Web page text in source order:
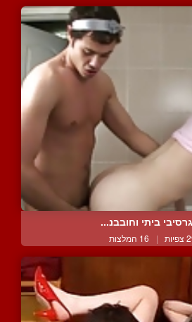
ביתי וחובבנ...
| 16 המלצות